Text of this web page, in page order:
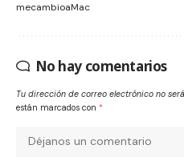
mecambioaMac
No hay comentarios
Tu dirección de correo electrónico no
están marcados con *